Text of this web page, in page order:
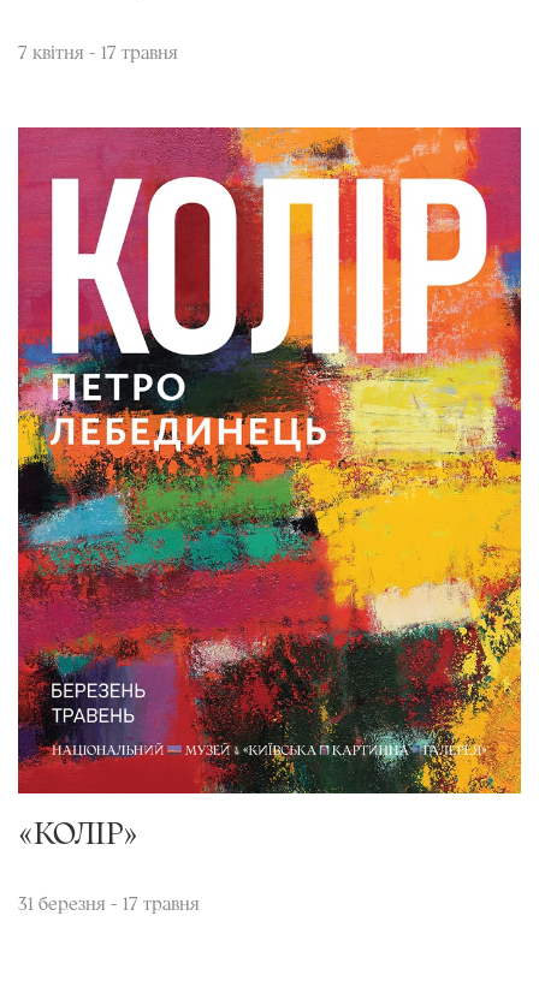
7 квітня - 17 травня
«КОЛІР»
31 березня - 17 травня